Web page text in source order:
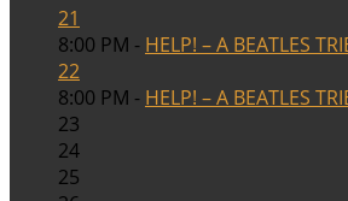
21
8:00 PM - HELP! – A BEATLES
22
8:00 PM - HELP! – A BEATLES
23
24
25